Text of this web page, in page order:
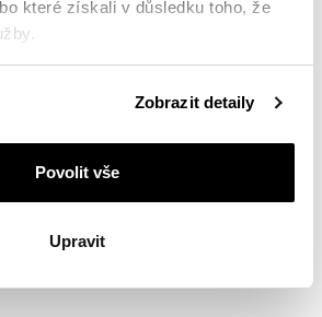
které získali v důsledku toho, že
ochrany osobních údajů
Zobrazit detaily
Povolit vše
Upravit